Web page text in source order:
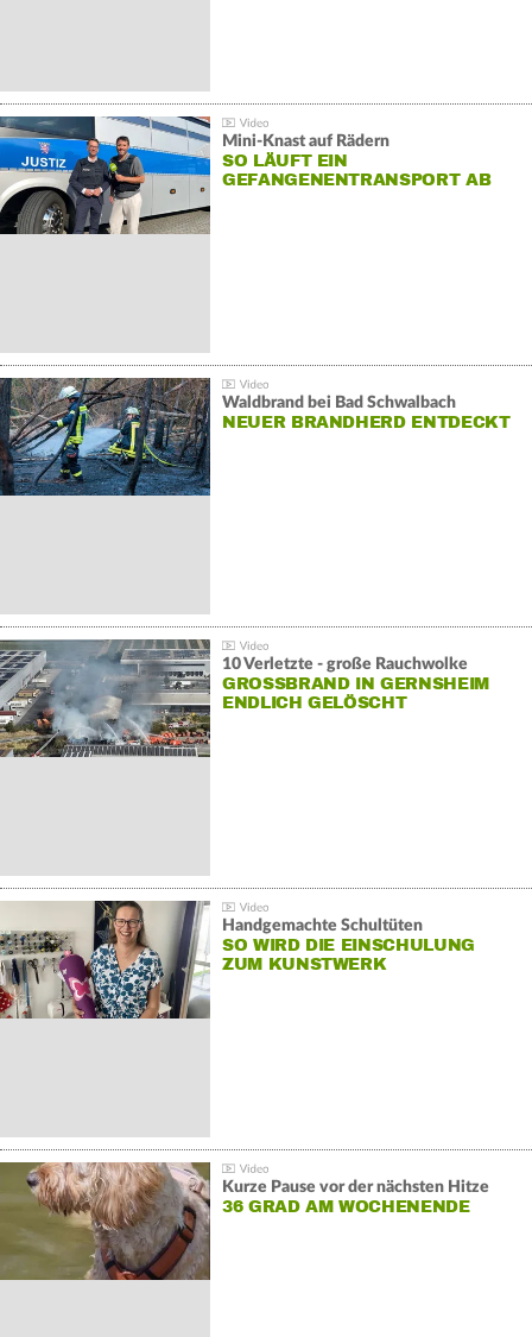
Mini-Knast auf Rädern
SO LÄUFT EIN
GEFANGENENTRANSPORT AB
Waldbrand bei Bad Schwalbach
NEUER BRANDHERD ENTDECKT
10 Verletzte - große Rauchwolke
GROSSBRAND IN GERNSHEIM E
NDLICH GELÖSCHT
Handgemachte Schultüten
SO WIRD DIE EINSCHULUNG
ZUM KUNSTWERK
Kurze Pause vor der nächsten Hitze
36 GRAD AM WOCHENENDE